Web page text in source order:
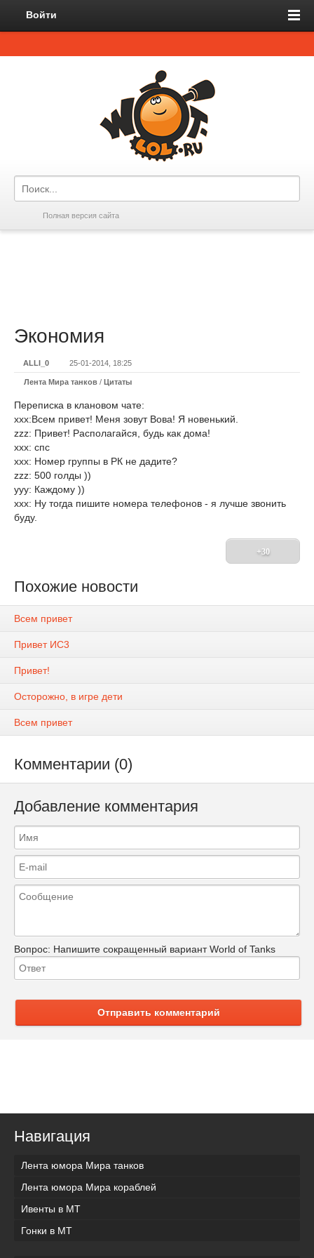
Войти
Полная версия сайта
Экономия
ALLI_0 25-01-2014, 18:25
Лента Мира танков / Цитаты
Переписка в клановом чате:
ххх:Всем привет! Меня зовут Вова! Я новенький.
zzz: Привет! Располагайся, будь как дома!
ххх: спс
ххх: Номер группы в РК не дадите?
zzz: 500 голды ))
yyy: Каждому ))
ххх: Ну тогда пишите номера телефонов - я лучше звонить
буду.
+30
Похожие новости
Всем привет
Привет ИС3
Привет!
Осторожно, в игре дети
Всем привет
Комментарии (0)
Добавление комментария
Вопрос: Напишите сокращенный вариант World of Tanks
Отправить комментарий
Навигация
Лента юмора Мира танков
Лента юмора Мира кораблей
Ивенты в МТ
Гонки в МТ